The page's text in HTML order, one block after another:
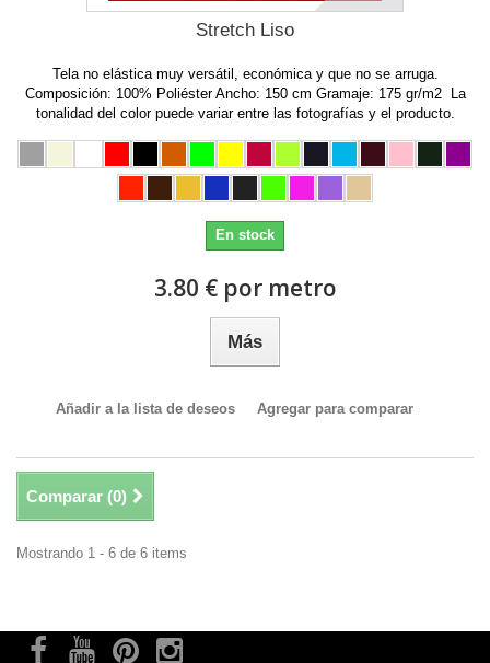
Stretch Liso
Tela no elástica muy versátil, económica y que no se arruga.
Composición: 100% Poliéster Ancho: 150 cm Gramaje: 175 gr/m2 La
tonalidad del color puede variar entre las fotografías y el producto.
En stock
3.80 € por metro
Más
Añadir a la lista de deseos Agregar para comparar
Comparar (0)
Mostrando 1 - 6 de 6 items